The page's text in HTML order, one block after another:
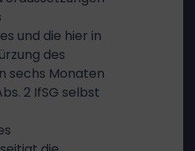
und die hier in
des
sechs Monaten
2 IfSG selbst